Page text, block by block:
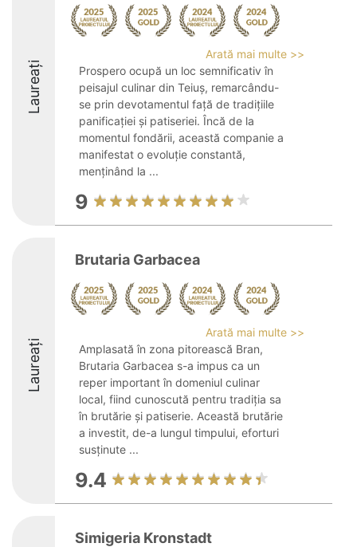
Laureați
Arată mai multe >>
Prospero ocupă un loc semnificativ în
peisajul culinar din Teiuș, remarcându-
se prin devotamentul față de tradițiile
panificației și patiseriei. Încă de la
momentul fondării, această companie a
manifestat o evoluție constantă,
menținând la ...
9
Laureați
Brutaria Garbacea
Arată mai multe >>
Amplasată în zona pitorească Bran,
Brutaria Garbacea s-a impus ca un
reper important în domeniul culinar
local, fiind cunoscută pentru tradiția sa
în brutărie și patiserie. Această brutărie
a investit, de-a lungul timpului, eforturi
susținute ...
9.4
Simigeria Kronstadt